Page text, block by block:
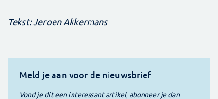
Tekst: Jeroen Akkermans
Meld je aan voor de nieuwsbrief
Vond je dit een interessant artikel, abonneer je dan